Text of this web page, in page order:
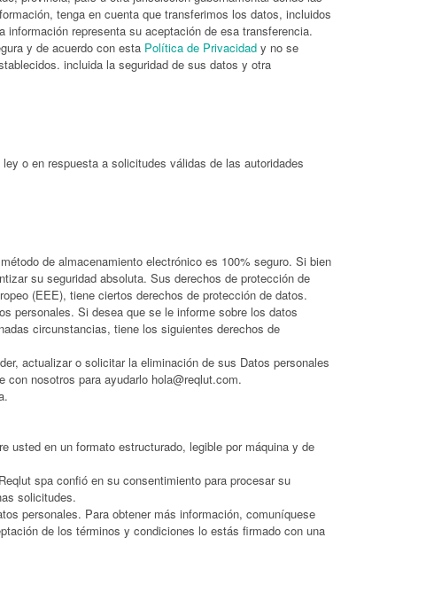
tenga en cuenta que transferimos los datos, incluidos
representa su aceptación de esa transferencia.
y de acuerdo con esta Política de Privacidad y no se
incluida la seguridad de sus datos y otra
o en respuesta a solicitudes válidas de las autoridades
de almacenamiento electrónico es 100% seguro. Si bien
su seguridad absoluta. Sus derechos de protección de
(EEE), tiene ciertos derechos de protección de datos.
personales. Si desea que se le informe sobre los datos
circunstancias, tiene los siguientes derechos de
actualizar o solicitar la eliminación de sus Datos personales
nosotros para ayudarlo hola@reqlut.com.
usted en un formato estructurado, legible por máquina y de
spa confió en su consentimiento para procesar su
solicitudes.
personales. Para obtener más información, comuníquese
de los términos y condiciones lo estás firmado con una